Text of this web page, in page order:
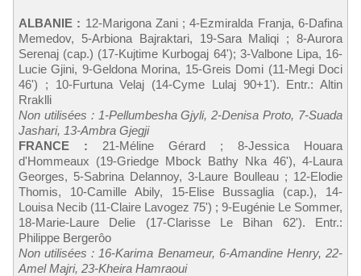
ALBANIE : 12-Marigona Zani ; 4-Ezmiralda Franja, 6-Dafina
Memedov, 5-Arbiona Bajraktari, 19-Sara Maliqi ; 8-Aurora
Serenaj (cap.) (17-Kujtime Kurbogaj 64'); 3-Valbone Lipa, 16-
Lucie Gjini, 9-Geldona Morina, 15-Greis Domi (11-Megi Doci
46') ; 10-Furtuna Velaj (14-Cyme Lulaj 90+1'). Entr.: Altin
Rraklli
Non utilisées : 1-Pellumbesha Gjyli, 2-Denisa Proto, 7-Suada
Jashari, 13-Ambra Gjegji
FRANCE : 21-Méline Gérard ; 8-Jessica Houara
d'Hommeaux (19-Griedge Mbock Bathy Nka 46'), 4-Laura
Georges, 5-Sabrina Delannoy, 3-Laure Boulleau ; 12-Elodie
Thomis, 10-Camille Abily, 15-Elise Bussaglia (cap.), 14-
Louisa Necib (11-Claire Lavogez 75') ; 9-Eugénie Le Sommer,
18-Marie-Laure Delie (17-Clarisse Le Bihan 62'). Entr.:
Philippe Bergerôo
Non utilisées : 16-Karima Benameur, 6-Amandine Henry, 22-
Amel Majri, 23-Kheira Hamraoui